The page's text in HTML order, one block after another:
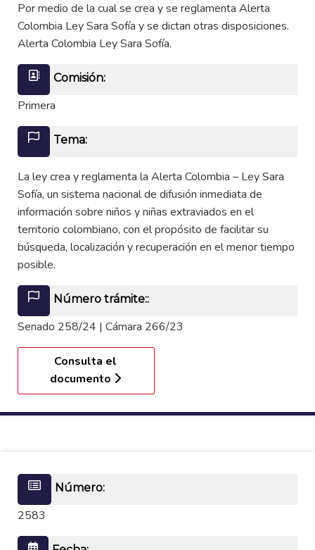
Por medio de la cual se crea y se reglamenta Alerta
Colombia Ley Sara Sofía y se dictan otras disposiciones.
Alerta Colombia Ley Sara Sofía.
Comisión:
Primera
Tema:
La ley crea y reglamenta la Alerta Colombia – Ley Sara
Sofía, un sistema nacional de difusión inmediata de
información sobre niños y niñas extraviados en el
territorio colombiano, con el propósito de facilitar su
búsqueda, localización y recuperación en el menor tiempo
posible.
Número trámite::
Senado 258/24 | Cámara 266/23
Consulta el
documento
Número:
2583